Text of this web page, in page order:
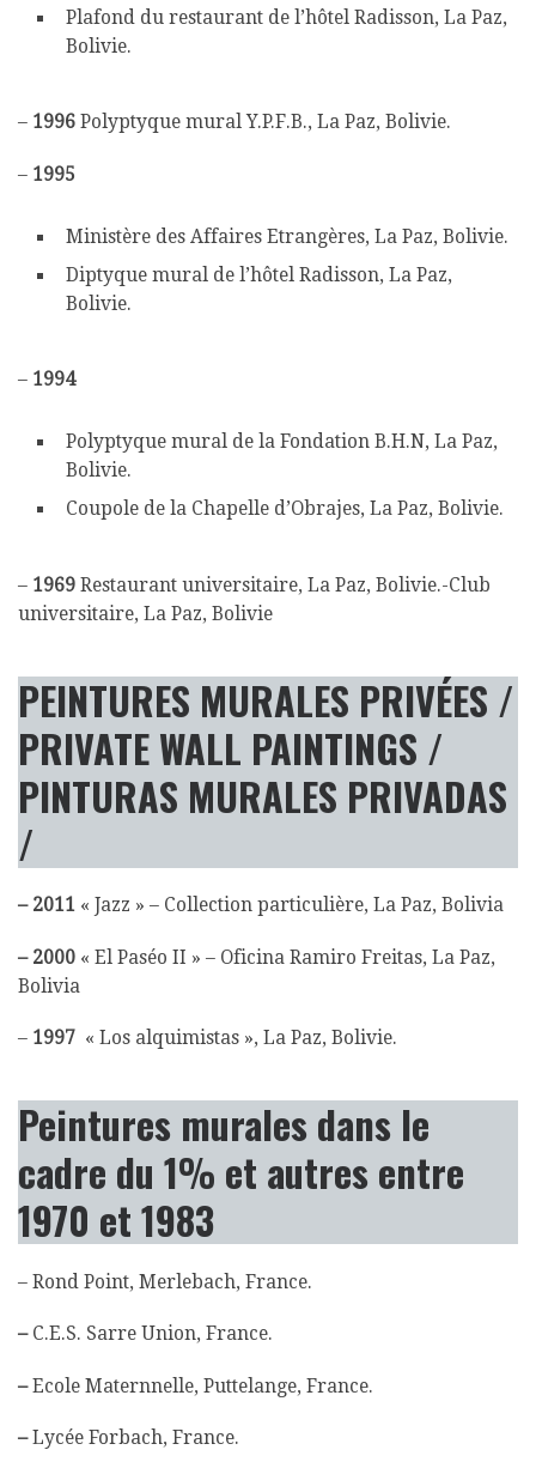
Plafond du restaurant de l’hôtel Radisson, La Paz,
Bolivie.
– 1996 Polyptyque mural Y.P.F.B., La Paz, Bolivie.
– 1995
Ministère des Affaires Etrangères, La Paz, Bolivie.
Diptyque mural de l’hôtel Radisson, La Paz,
Bolivie.
– 1994
Polyptyque mural de la Fondation B.H.N, La Paz,
Bolivie.
Coupole de la Chapelle d’Obrajes, La Paz, Bolivie.
– 1969 Restaurant universitaire, La Paz, Bolivie.-Club
universitaire, La Paz, Bolivie
PEINTURES MURALES PRIVÉES /
PRIVATE WALL PAINTINGS /
PINTURAS MURALES PRIVADAS
/
– 2011 « Jazz » – Collection particulière, La Paz, Bolivia
– 2000 « El Paséo II » – Oficina Ramiro Freitas, La Paz,
Bolivia
– 1997 « Los alquimistas », La Paz, Bolivie.
Peintures murales dans le
cadre du 1% et autres entre
1970 et 1983
– Rond Point, Merlebach, France.
– C.E.S. Sarre Union, France.
–Ecole Maternnelle, Puttelange, France.
–Lycée Forbach, France.